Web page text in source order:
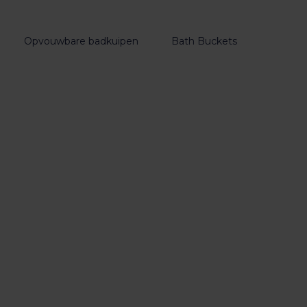
Opvouwbare badkuipen Bath Buckets